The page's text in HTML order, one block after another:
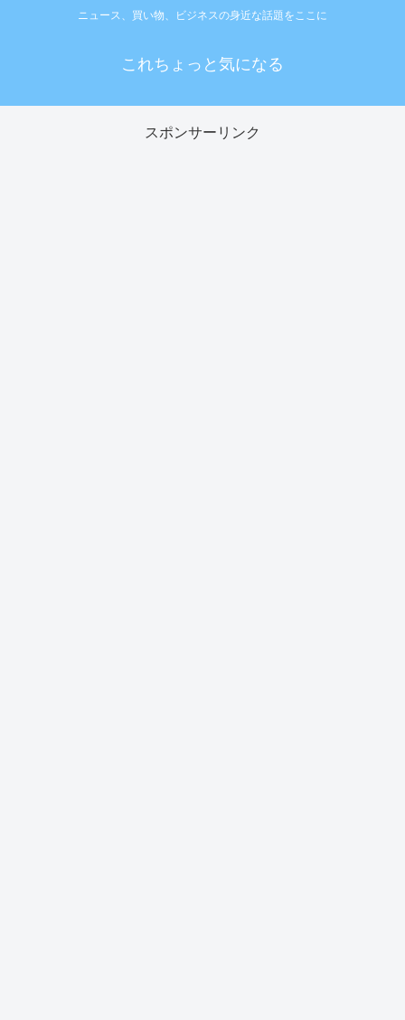
ニュース、買い物、ビジネスの身近な話題をここに
これちょっと気になる
スポンサーリンク